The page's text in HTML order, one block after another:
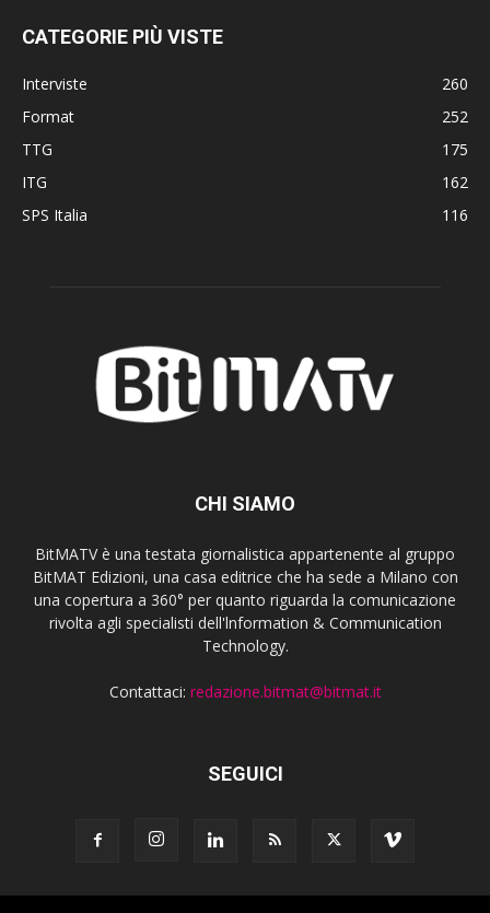
CATEGORIE PIÙ VISTE
Interviste
260
Format
252
TTG
175
ITG
162
SPS Italia
116
CHI SIAMO
BitMATV è una testata giornalistica appartenente al gruppo
BitMAT Edizioni, una casa editrice che ha sede a Milano con
una copertura a 360° per quanto riguarda la comunicazione
rivolta agli specialisti dell'lnformation & Communication
Technology.
Contattaci: redazione.bitmat@bitmat.it
SEGUICI